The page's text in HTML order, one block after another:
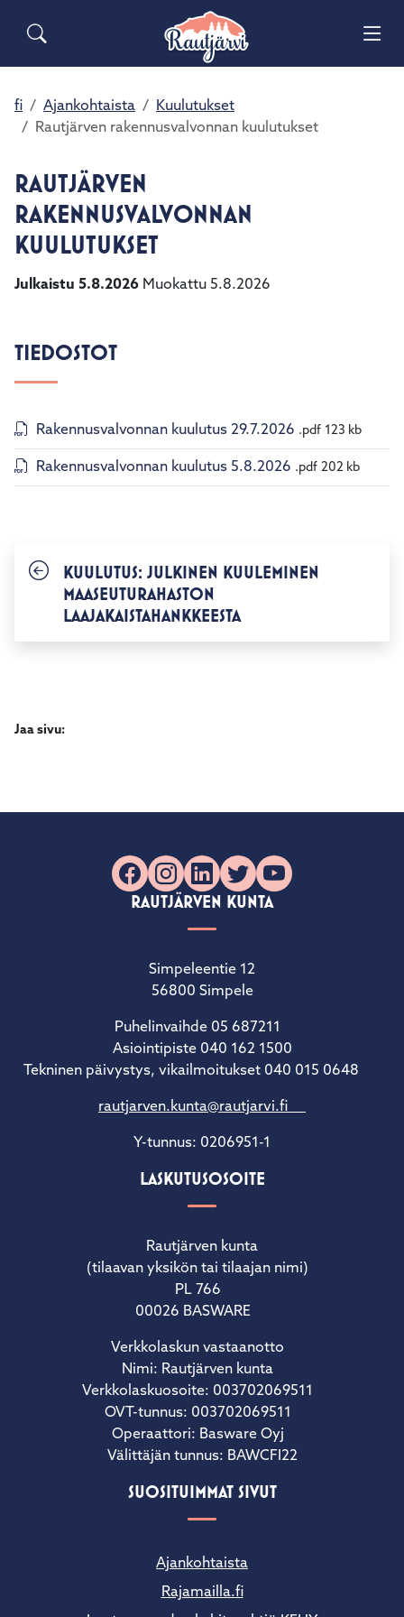
Siirry pääsisältöön Siirry päävalikkoon
Sähköiset lomakkeet
Haku
Asuminen ja ympäristö
Opetus ja kasvatus
Kulttuuri ja vapaa-aika
Kunta ja päätöksenteko
fi Ajankohtaista
Kuulutukset
Rautjärven rakennusvalvonnan kuulutukset
RAUTJÄRVEN
RAKENNUSVALVONNAN
KUULUTUKSET
Julkaistu 5.8.2026 Muokattu 5.8.2026
TIEDOSTOT
Rakennusvalvonnan kuulutus 29.7.2026 .pdf 123 kb
Rakennusvalvonnan kuulutus 5.8.2026 .pdf 202 kb
KUULUTUS: JULKINEN KUULEMINEN
MAASEUTURAHASTON
LAAJAKAISTAHANKKEESTA
Jaa sivu:
Facebook
Instagram
LinkedIn
X YouTube
RAUTJÄRVEN KUNTA
Simpeleentie 12
56800 Simpele
Puhelinvaihde 05 687211
Asiointipiste 040 162 1500
Tekninen päivystys, vikailmoitukset 040 015 0648
rautjarven.kunta@rautjarvi.fi
Y-tunnus: 0206951-1
LASKUTUSOSOITE
Rautjärven kunta
(tilaavan yksikön tai tilaajan nimi)
PL 766
00026 BASWARE
Verkkolaskun vastaanotto
Nimi: Rautjärven kunta
Verkkolaskuosoite: 003702069511
OVT-tunnus: 003702069511
Operaattori: Basware Oyj
Välittäjän tunnus: BAWCFI22
SUOSITUIMMAT SIVUT
Ajankohtaista
Rajamailla.fi